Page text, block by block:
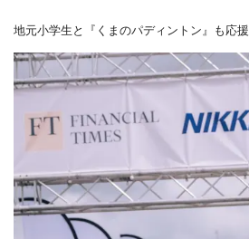
地元小学生と『くまのパディントン』も応援